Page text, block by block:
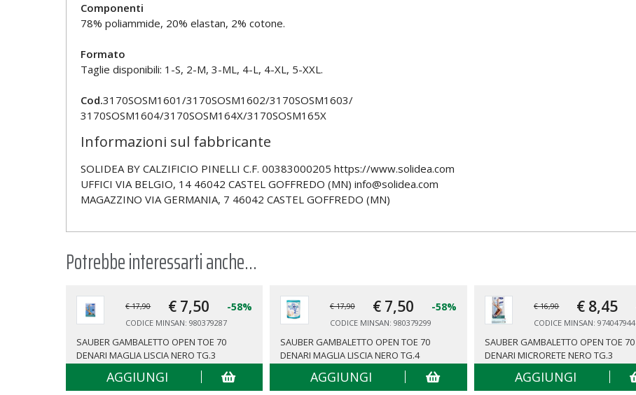
Componenti
78% poliammide, 20% elastan, 2% cotone.
Formato
Taglie disponibili: 1-S, 2-M, 3-ML, 4-L, 4-XL, 5-XXL.
Cod.3170SOSM1601/3170SOSM1602/3170SOSM1603/
3170SOSM1604/3170SOSM164X/3170SOSM165X
Informazioni sul fabbricante
SOLIDEA BY CALZIFICIO PINELLI C.F. 00383000205 https://www.solidea.com
UFFICI VIA BELGIO, 14 46042 CASTEL GOFFREDO (MN) info@solidea.com
MAGAZZINO VIA GERMANIA, 7 46042 CASTEL GOFFREDO (MN)
Potrebbe interessarti anche...
€ 17,90 € 7,50 -58%
CODICE MINSAN: 980379287
SAUBER GAMBALETTO OPEN TOE 70
DENARI MAGLIA LISCIA NERO TG.3
AGGIUNGI
€ 17,90 € 7,50 -58%
CODICE MINSAN: 980379299
SAUBER GAMBALETTO OPEN TOE 70
DENARI MAGLIA LISCIA NERO TG.4
AGGIUNGI
€ 16,90 € 8,45
CODICE MINSAN: 974047944
SAUBER GAMBALETTO OPEN TOE 70
DENARI MICRORETE NERO TG.3
AGGIUNGI